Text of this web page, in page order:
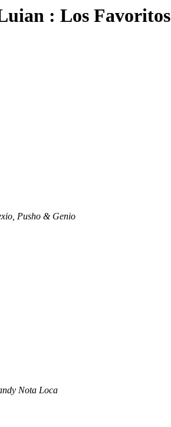
: Los Favoritos
Pusho & Genio
Nota Loca